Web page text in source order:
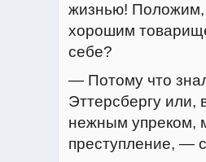
жизнью! Положим,
хорошим
себе?
— Потому что
Эттерсбергу или,
нежным упреком,
преступление, —